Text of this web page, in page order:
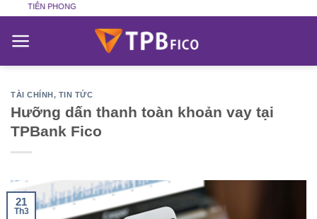
content
TIÊN PHONG
TÀI CHÍNH, TIN TỨC
Hưỡng dấn thanh toàn khoản vay tại
TPBank Fico
21
Th3